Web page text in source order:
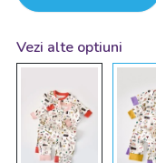
Vezi alte optiuni